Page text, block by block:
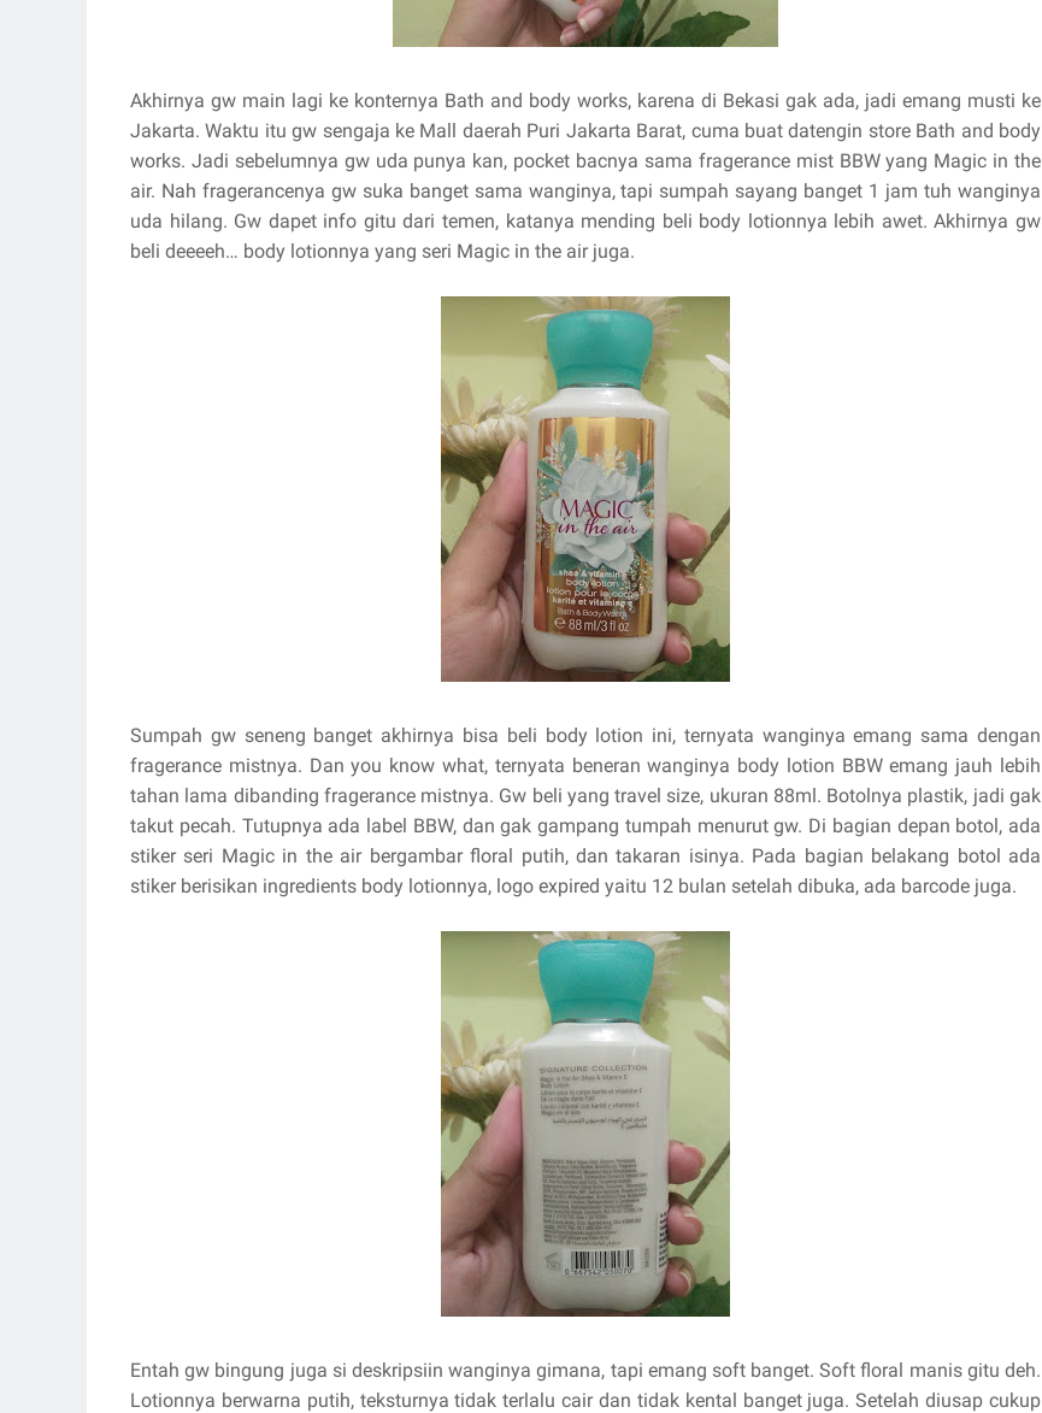
Akhirnya gw main lagi ke konternya Bath and body works, karena di Bekasi gak ada, jadi emang musti ke
Jakarta. Waktu itu gw sengaja ke Mall daerah Puri Jakarta Barat, cuma buat datengin store Bath and body
works. Jadi sebelumnya gw uda punya kan, pocket bacnya sama fragerance mist BBW yang Magic in the
air. Nah fragerancenya gw suka banget sama wanginya, tapi sumpah sayang banget 1 jam tuh wanginya
uda hilang. Gw dapet info gitu dari temen, katanya mending beli body lotionnya lebih awet. Akhirnya gw
beli deeeeh… body lotionnya yang seri Magic in the air juga.
Sumpah gw seneng banget akhirnya bisa beli body lotion ini, ternyata wanginya emang sama dengan
fragerance mistnya. Dan you know what, ternyata beneran wanginya body lotion BBW emang jauh lebih
tahan lama dibanding fragerance mistnya. Gw beli yang travel size, ukuran 88ml. Botolnya plastik, jadi gak
takut pecah. Tutupnya ada label BBW, dan gak gampang tumpah menurut gw. Di bagian depan botol, ada
stiker seri Magic in the air bergambar floral putih, dan takaran isinya. Pada bagian belakang botol ada
stiker berisikan ingredients body lotionnya, logo expired yaitu 12 bulan setelah dibuka, ada barcode juga.
Entah gw bingung juga si deskripsiin wanginya gimana, tapi emang soft banget. Soft floral manis gitu deh.
Lotionnya berwarna putih, teksturnya tidak terlalu cair dan tidak kental banget juga. Setelah diusap cukup